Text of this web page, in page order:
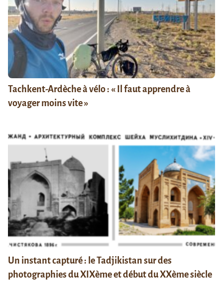
Tachkent-Ardèche à vélo : « Il faut apprendre à
voyager moins vite »
Un instant capturé : le Tadjikistan sur des
photographies du XIXème et début du XXème siècle